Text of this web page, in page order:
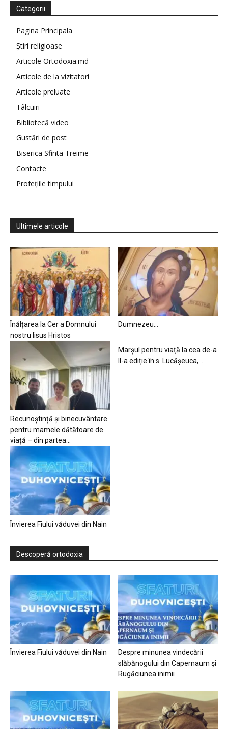
Categorii
Pagina Principala
Știri religioase
Articole Ortodoxia.md
Articole de la vizitatori
Articole preluate
Tâlcuiri
Bibliotecă video
Gustări de post
Biserica Sfinta Treime
Contacte
Profețiile timpului
Ultimele articole
Înălțarea la Cer a Domnului
nostru Iisus Hristos
Dumnezeu…
Recunoștință și binecuvântare
pentru mamele dătătoare de
viață – din partea...
Marșul pentru viață la cea de-a
II-a ediție în s. Lucășeuca,...
Învierea Fiului văduvei din Nain
Descoperă ortodoxia
Învierea Fiului văduvei din Nain
Despre minunea vindecării
slăbănogului din Capernaum și
Rugăciunea inimii